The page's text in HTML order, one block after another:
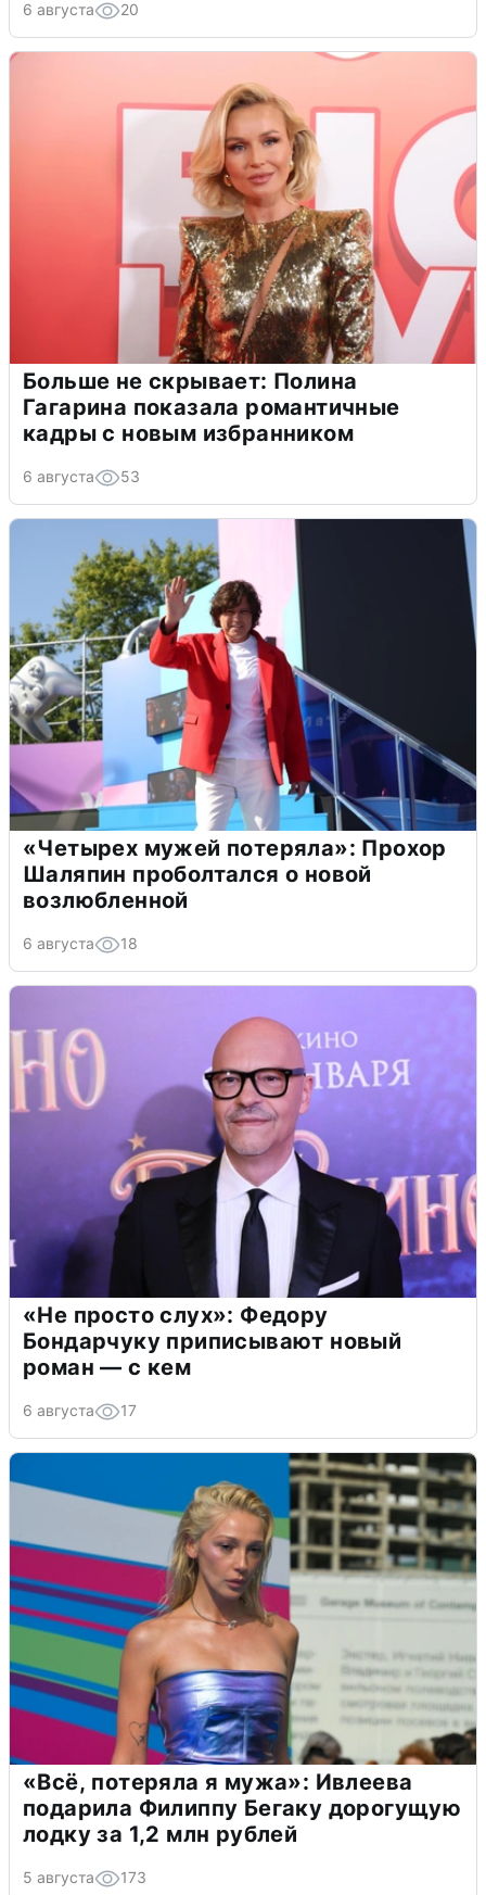
6 августа 20
Больше не скрывает: Полина
Гагарина показала романтичные
кадры с новым избранником
6 августа 53
«Четырех мужей потеряла»: Прохор
Шаляпин проболтался о новой
возлюбленной
6 августа 18
«Не просто слух»: Федору
Бондарчуку приписывают новый
роман — с кем
6 августа 17
«Всё, потеряла я мужа»: Ивлеева
подарила Филиппу Бегаку дорогущую
лодку за 1,2 млн рублей
5 августа 173